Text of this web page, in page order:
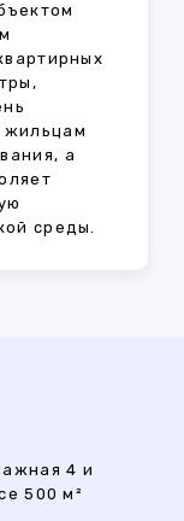
жильцам
а
среды.
4 и
500 м²